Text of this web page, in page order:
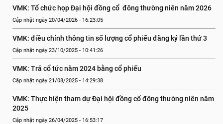
VMK: Tổ chức họp Đại hội đồng cổ  đông thường niên năm 2026
Cập nhật ngày 20/04/2026 - 16:23:05
VMK: điều chỉnh thông tin số lượng cổ phiếu đăng ký lần thứ 3
Cập nhật ngày 23/10/2025 - 10:41:26
VMK: Trả cổ tức năm 2024 bằng cổ phiếu
Cập nhật ngày 21/08/2025 - 14:29:38
VMK: Thực hiện tham dự Đại hội đồng cổ đông thường niên năm
2025
Cập nhật ngày 26/04/2025 - 16:53:17